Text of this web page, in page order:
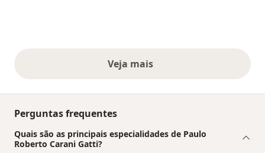
Veja maisopiniões acima
Perguntas frequentes
Quais são as principais especialidades de Paulo
Roberto Carani Gatti?